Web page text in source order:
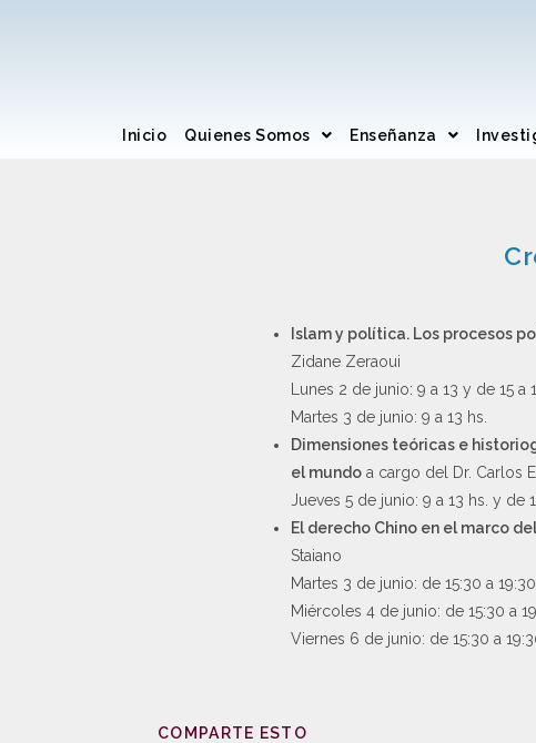
Inicio Quienes Somos Enseñanza
Islam y política. Los procesos
Zidane Zeraoui
Lunes 2 de junio: 9 a 13 y de 15 a
Martes 3 de junio: 9 a 13 hs.
Dimensiones teóricas e
el mundo a cargo del Dr. Carlos
Jueves 5 de junio: 9 a 13 hs. y de
El derecho Chino en el marco
Staiano
Martes 3 de junio: de 15:30 a 19:30
Miércoles 4 de junio: de 15:30 a
Viernes 6 de junio: de 15:30 a
COMPARTE ESTO